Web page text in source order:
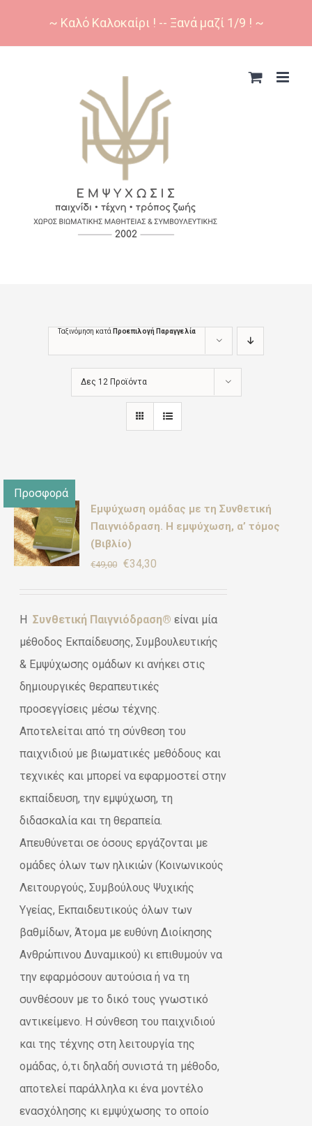
Ταξινόμηση κατά Προεπιλογή Παραγγελία
Δες 12 Προϊόντα
Προσφορά
Εμψύχωση ομάδας με τη Συνθετική
Παιγνιόδραση. Η εμψύχωση, α’ τόμος
(Βιβλίο)
€49,00 Original
€49,00.
€34,30
είναι:
ΗΣυνθετική Παιγνιόδραση® είναι μία
μέθοδος Εκπαίδευσης, Συμβουλευτικής
& Εμψύχωσης ομάδων κι ανήκει στις
δημιουργικές θεραπευτικές
προσεγγίσεις μέσω τέχνης.
Αποτελείται από τη σύνθεση του
παιχνιδιού με βιωματικές μεθόδους και
τεχνικές και μπορεί να εφαρμοστεί στην
εκπαίδευση, την εμψύχωση, τη
διδασκαλία και τη θεραπεία.
Απευθύνεται σε όσους εργάζονται με
ομάδες όλων των ηλικιών (Κοινωνικούς
Λειτουργούς, Συμβούλους Ψυχικής
Υγείας, Εκπαιδευτικούς όλων των
βαθμίδων, Άτομα με ευθύνη Διοίκησης
Ανθρώπινου Δυναμικού) κι επιθυμούν να
την εφαρμόσουν αυτούσια ή να τη
συνθέσουν με το δικό τους γνωστικό
αντικείμενο. Η σύνθεση του παιχνιδιού
και της τέχνης στη λειτουργία της
ομάδας, ό,τι δηλαδή συνιστά τη μέθοδο,
αποτελεί παράλληλα κι ένα μοντέλο
ενασχόλησης κι εμψύχωσης το οποίο
~ Καλό Καλοκαίρι ! -- Ξανά μαζί 1/9 ! ~